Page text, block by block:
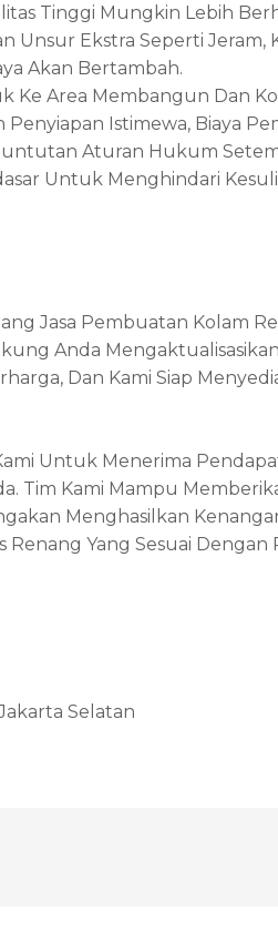
Tinggi Mungkin Lebih
Unsur Ekstra Seperti Jeram,
Akan Bertambah.
Ke Area Membangun Dan
Istimewa, Biaya
Aturan Hukum
Untuk Menghindari
Jasa Pembuatan Kolam
Anda
Dan Kami Siap
Untuk Menerima
Tim Kami Mampu
Menghasilkan
Renang Yang Sesuai
Selatan